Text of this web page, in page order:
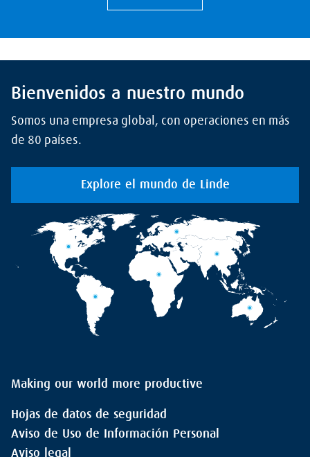
Bienvenidos a nuestro mundo
Somos una empresa global, con operaciones en más
de 80 países.
Explore el mundo de Linde
Making our world more productive
Hojas de datos de seguridad
Aviso de Uso de Información Personal
Aviso legal